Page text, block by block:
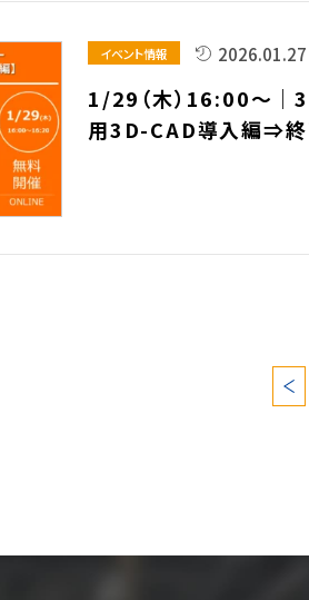
イベント情報
1/29（木）16:00～｜
用3D-CAD導入編⇒終